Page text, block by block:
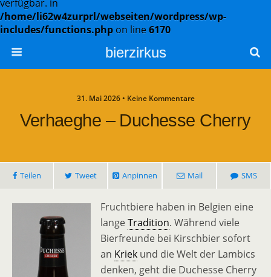
verfügbar. in
/home/li62w4zurprl/webseiten/wordpress/wp-
includes/functions.php on line6170
bierzirkus
31. Mai 2026 • Keine Kommentare
Verhaeghe – Duchesse Cherry
Teilen Tweet Anpinnen Mail SMS
Fruchtbiere haben in Belgien eine
langeTradition. Während viele
Bierfreunde bei Kirschbier sofort
an Kriek und die Welt der Lambics
denken, geht die Duchesse Cherry